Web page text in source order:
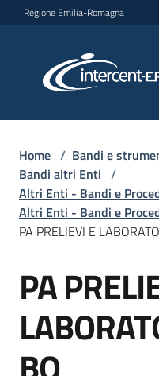
Vai al contenuto
Vai alla navigazione
Vai al footer
Regione Emilia-Romagna
per lo
L'Agenzia
Bandi
strumenti
acquisto
Home / Bandi e
Bandi altri Enti /
Altri Enti - Bandi e
Altri Enti - Bandi e
PA PRELIEVI E
Salta al contenuto
PA